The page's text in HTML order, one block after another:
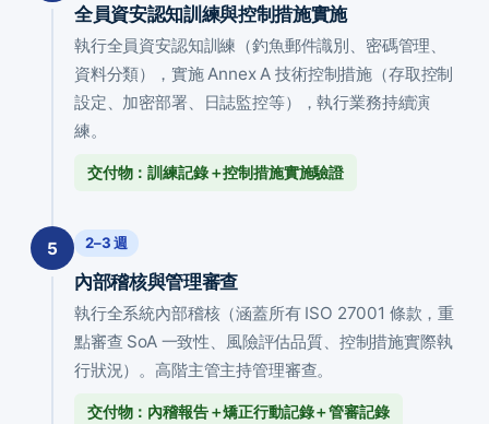
全員資安認知訓練與控制措施實施
執行全員資安認知訓練（釣魚郵件識別、密碼管理、
資料分類），實施 Annex A 技術控制措施（存取控制
設定、加密部署、日誌監控等），執行業務持續演
練。
交付物：訓練記錄＋控制措施實施驗證
5 2–3 週
內部稽核與管理審查
執行全系統內部稽核（涵蓋所有 ISO 27001 條款，重
點審查 SoA 一致性、風險評估品質、控制措施實際執
行狀況）。高階主管主持管理審查。
交付物：內稽報告＋矯正行動記錄＋管審記錄